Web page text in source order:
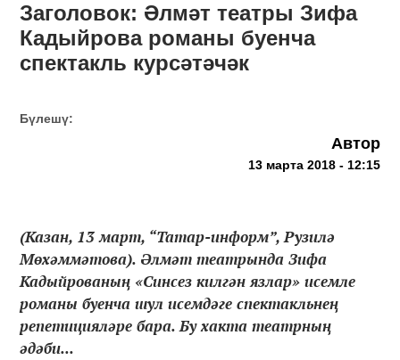
Заголовок: Әлмәт театры Зифа
Кадыйрова романы буенча
спектакль курсәтәчәк
Бүлешү:
Автор
13 марта 2018 - 12:15
(Казан, 13 март, “Татар-информ”, Рузилә
Мөхәммәтова). Әлмәт театрында Зифа
Кадыйрованың «Синсез килгән язлар» исемле
романы буенча шул исемдәге спектакльнең
репетицияләре бара. Бу хакта театрның
әдәби...